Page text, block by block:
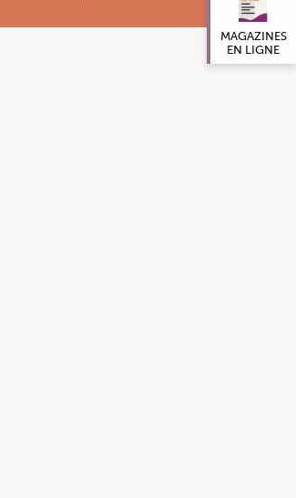
MAGAZINES
EN LIGNE